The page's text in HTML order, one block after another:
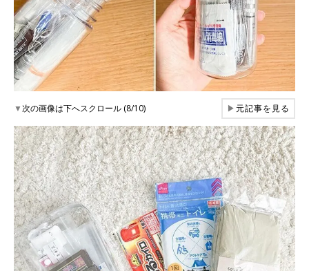
▼次の画像は下へスクロール (8/10) ▶元記事を見る